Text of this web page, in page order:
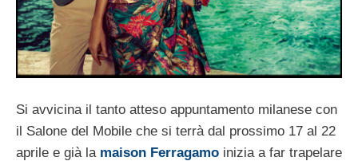
Si avvicina il tanto atteso appuntamento milanese con
il Salone del Mobile che si terrà dal prossimo 17 al 22
aprile e già la maison Ferragamo inizia a far trapelare